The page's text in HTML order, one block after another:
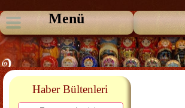
Menü
Haber Bültenleri